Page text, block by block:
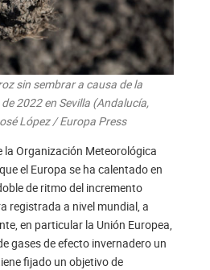
sin sembrar a causa de la
2022 en Sevilla (Andalucía,
López / Europa Press
la Organización Meteorológica
el Europa se ha calentado en
de ritmo del incremento
registrada a nivel mundial, a
en particular la Unión Europea,
gases de efecto invernadero un
fijado un objetivo de